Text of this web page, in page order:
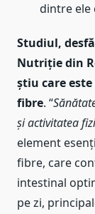
dintre ele
Studiul,
Nutriție din
știu care
fibre. “
și activitatea
element
fibre, care
intestinal
pe zi,